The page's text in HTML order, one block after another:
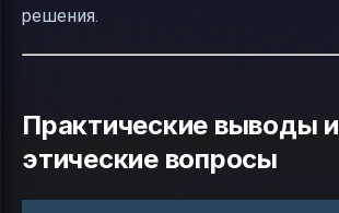
решения.
Практические выводы и
этические вопросы